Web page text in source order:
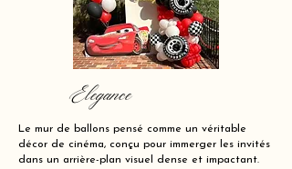
Elegance
Le mur de ballons pensé comme un véritable
décor de cinéma, conçu pour immerger les invités
dans un arrière-plan visuel dense et impactant.